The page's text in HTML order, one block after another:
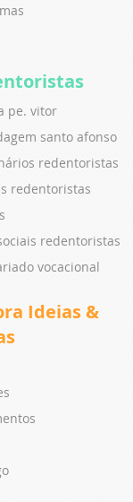
pe. vitor
santo afonso
redentoristas
redentoristas
redentoristas
vocacional
Ideias &